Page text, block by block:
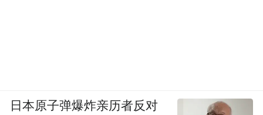
日本原子弹爆炸亲历者反对